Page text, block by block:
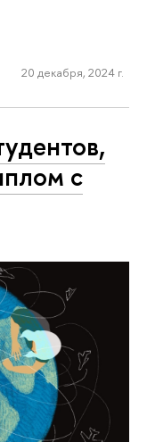
20 декабря, 2024 г.
с